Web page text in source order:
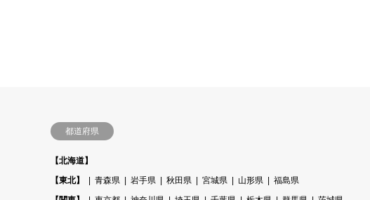
都道府県
【北海道】
【東北】
青森県 岩手県 秋田県 宮城県 山形県
福島県